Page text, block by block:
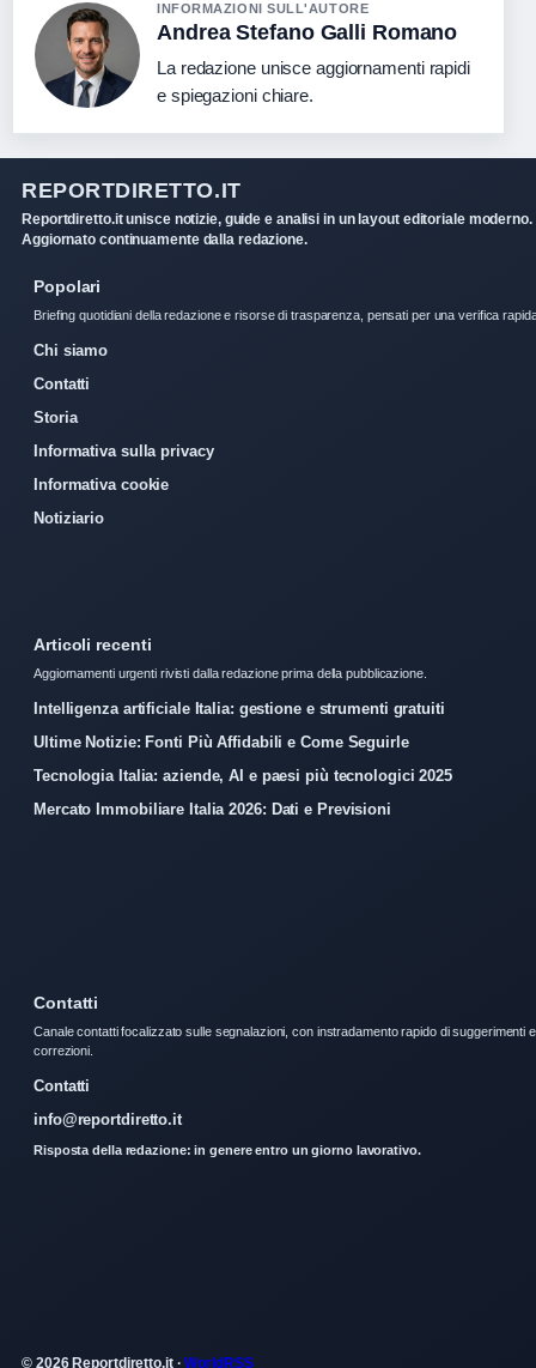
INFORMAZIONI SULL'AUTORE
Andrea Stefano Galli Romano
La redazione unisce aggiornamenti rapidi
e spiegazioni chiare.
REPORTDIRETTO.IT
Reportdiretto.it unisce notizie, guide e analisi in un layout editoriale moderno.
Aggiornato continuamente dalla redazione.
Popolari
Briefing quotidiani della redazione e risorse di trasparenza, pensati per una verifica
Chi siamo
Contatti
Storia
Informativa sulla privacy
Informativa cookie
Notiziario
Articoli recenti
Aggiornamenti urgenti rivisti dalla redazione prima della pubblicazione.
Intelligenza artificiale Italia: gestione e strumenti gratuiti
Ultime Notizie: Fonti Più Affidabili e Come Seguirle
Tecnologia Italia: aziende, AI e paesi più tecnologici 2025
Mercato Immobiliare Italia 2026: Dati e Previsioni
Contatti
Canale contatti focalizzato sulle segnalazioni, con instradamento rapido di suggerimenti e
correzioni.
Contatti
info@reportdiretto.it
Risposta della redazione: in genere entro un giorno lavorativo.
© 2026 Reportdiretto.it ·WorldRSS